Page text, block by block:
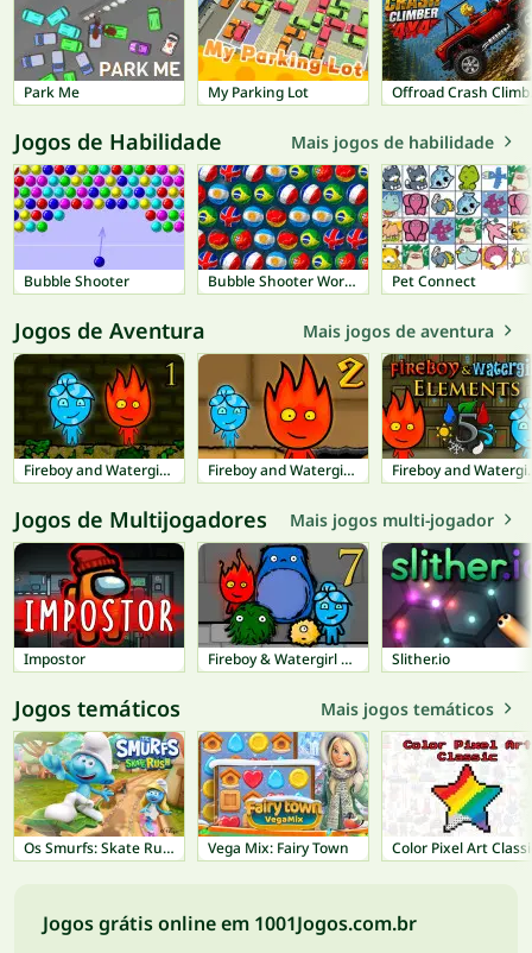
Park Me My Parking Lot
Jogos de Habilidade Mais jogos de habilidade
Bubble Shooter Bubble Shooter World Cup Pet Connect
Jogos de Aventura Mais jogos de aventura
Fireboy and Watergirl 1: Forest Temple Fireboy and Watergirl 2: Light Temple
Jogos de Multijogadores Mais jogos multi-jogador
Impostor Fireboy & Watergirl 7: Friends Slither.io
Jogos temáticos Mais jogos temáticos
Os Smurfs: Skate Rush Vega Mix: Fairy Town Color Pixel Art
Jogos grátis online em 1001Jogos.com.br